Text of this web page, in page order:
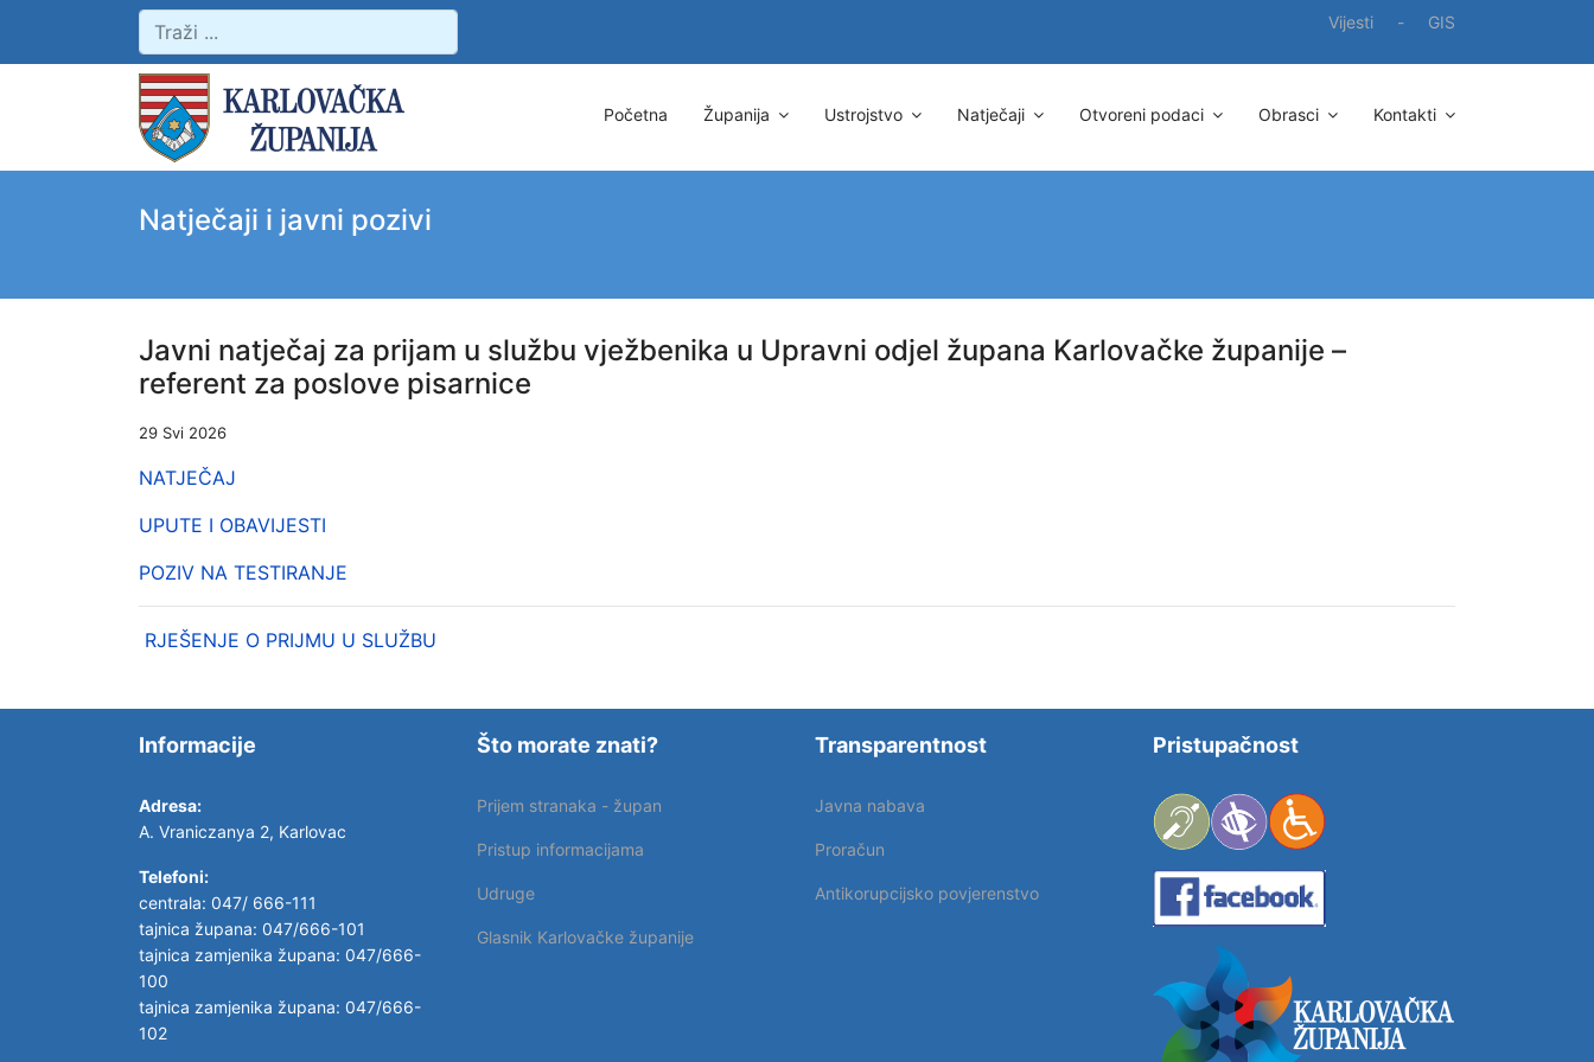
Vijesti - GIS
Početna Županija Ustrojstvo Natječaji Otvoreni podaci Obrasci Kontakti
Natječaji i javni pozivi
Javni natječaj za prijam u službu vježbenika u Upravni odjel župana Karlovačke županije –
referent za poslove pisarnice
29 Svi 2026
NATJEČAJ
UPUTE I OBAVIJESTI
POZIV NA TESTIRANJE
RJEŠENJE O PRIJMU U SLUŽBU
Informacije
Adresa:
A. Vraniczanya 2, Karlovac
Telefoni:
centrala: 047/ 666-111
tajnica župana: 047/666-101
tajnica zamjenika župana: 047/666-
100
tajnica zamjenika župana: 047/666-
102
Što morate znati?
Prijem stranaka - župan
Pristup informacijama
Udruge
Glasnik Karlovačke županije
Transparentnost
Javna nabava
Proračun
Antikorupcijsko povjerenstvo
Pristupačnost